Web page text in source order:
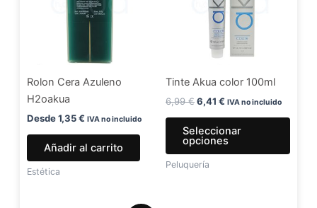
Rolon Cera Azuleno
H2oakua
Desde1,35€ IVA no incluido
Añadir al carrito
Estética
Tinte Akua color 100ml
6,99€6,41 € IVA no incluido
Seleccionar
opciones
en
Peluquería